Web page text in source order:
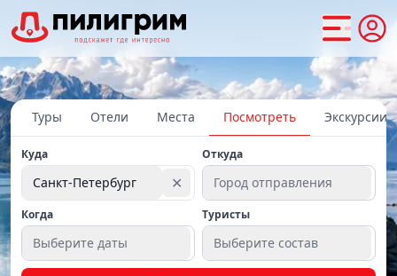
Туры Отели Места Посмотреть Экскурсии
Куда
Санкт-Петербург ✕
Откуда
Город отправления
Когда
Выберите даты
Туристы
Выберите состав